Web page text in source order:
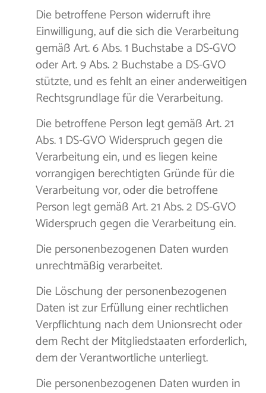
Die betroffene Person widerruft ihre
Einwilligung, auf die sich die Verarbeitung
gemäß Art. 6 Abs. 1 Buchstabe a DS-GVO
oder Art. 9 Abs. 2 Buchstabe a DS-GVO
stützte, und es fehlt an einer anderweitigen
Rechtsgrundlage für die Verarbeitung.
Die betroffene Person legt gemäß Art. 21
Abs. 1 DS-GVO Widerspruch gegen die
Verarbeitung ein, und es liegen keine
vorrangigen berechtigten Gründe für die
Verarbeitung vor, oder die betroffene
Person legt gemäß Art. 21 Abs. 2 DS-GVO
Widerspruch gegen die Verarbeitung ein.
Die personenbezogenen Daten wurden
unrechtmäßig verarbeitet.
Die Löschung der personenbezogenen
Daten ist zur Erfüllung einer rechtlichen
Verpflichtung nach dem Unionsrecht oder
dem Recht der Mitgliedstaaten erforderlich,
dem der Verantwortliche unterliegt.
Die personenbezogenen Daten wurden in